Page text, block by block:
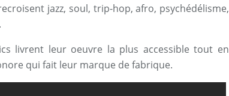
jazz, soul, trip-hop, afro, psychédélisme,
livrent leur oeuvre la plus accessible tout en
qui fait leur marque de fabrique.